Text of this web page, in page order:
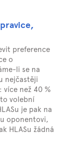
preference
o
li se na
nejčastěji
více než 40 %
volební
je pak na
oponentovi,
HLASu žádná